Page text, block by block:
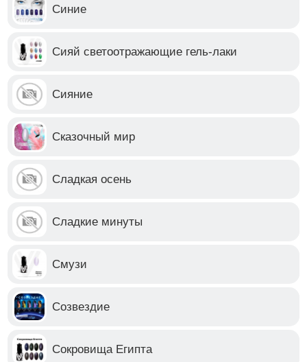
Синие
Сияй светоотражающие гель-лаки
Сияние
Сказочный мир
Сладкая осень
Сладкие минуты
Смузи
Созвездие
Сокровища Египта